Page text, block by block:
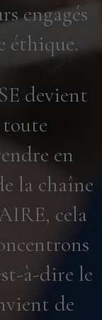
engagés
éthique.
devient
en
la chaîne
cela
à-dire le
de